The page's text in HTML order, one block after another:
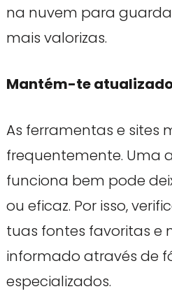
na nuvem para
mais valorizas.
Mantém-te
As ferramentas e sites
frequentemente. Uma
funciona bem pode
ou eficaz. Por isso,
tuas fontes favoritas e
informado através de
especializados.